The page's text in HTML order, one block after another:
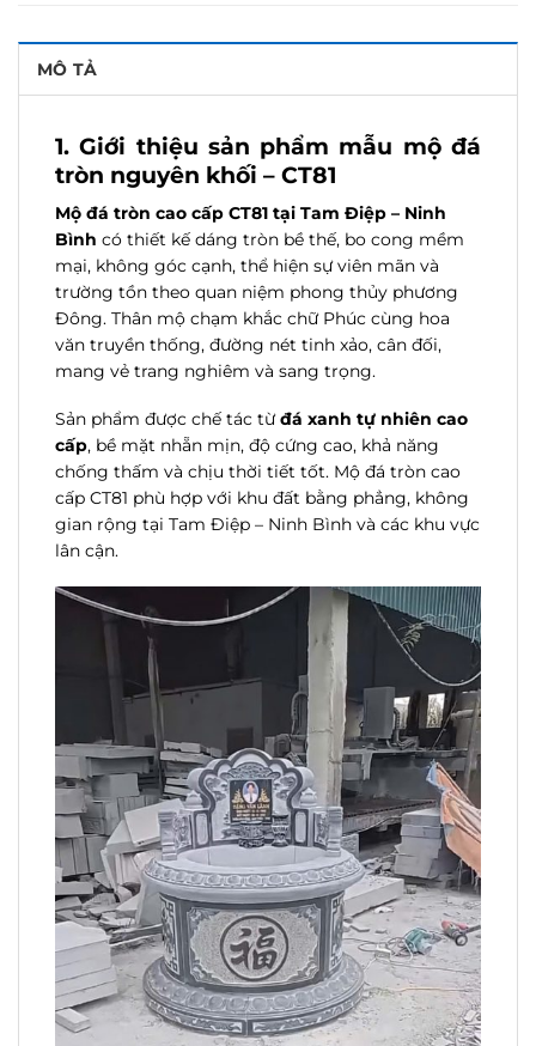
MÔ TẢ
1. Giới thiệu sản phẩm mẫu mộ đá
tròn nguyên khối – CT81
Mộ đá tròn cao cấp CT81 tại Tam Điệp – Ninh
Bình có thiết kế dáng tròn bề thế, bo cong mềm
mại, không góc cạnh, thể hiện sự viên mãn và
trường tồn theo quan niệm phong thủy phương
Đông. Thân mộ chạm khắc chữ Phúc cùng hoa
văn truyền thống, đường nét tinh xảo, cân đối,
mang vẻ trang nghiêm và sang trọng.
Sản phẩm được chế tác từđá xanh tự nhiên cao
cấp, bề mặt nhẵn mịn, độ cứng cao, khả năng
chống thấm và chịu thời tiết tốt. Mộ đá tròn cao
cấp CT81 phù hợp với khu đất bằng phẳng, không
gian rộng tại Tam Điệp – Ninh Bình và các khu vực
lân cận.